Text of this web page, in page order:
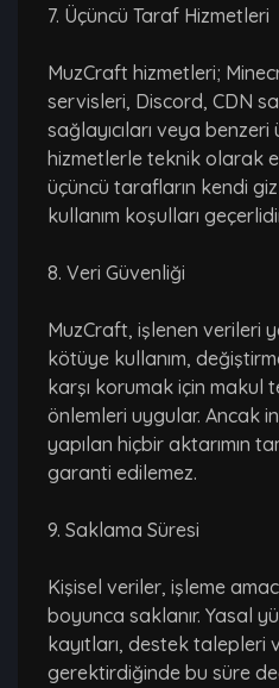
7. Üçüncü Taraf Hizmetleri
MuzCraft hizmetleri;
servisleri, Discord, CDN
sağlayıcıları veya
hizmetlerle teknik olarak
üçüncü tarafların kendi
kullanım koşulları
8. Veri Güvenliği
MuzCraft, işlenen verileri
kötüye kullanım,
karşı korumak için makul
önlemleri uygular. Ancak
yapılan hiçbir aktarımın
garanti edilemez.
9. Saklama Süresi
Kişisel veriler, işleme
boyunca saklanır. Yasal
kayıtları, destek talepleri
gerektirdiğinde bu süre